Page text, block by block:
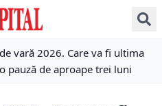
vară 2026. Care va fi ultima
pauză de aproape trei luni